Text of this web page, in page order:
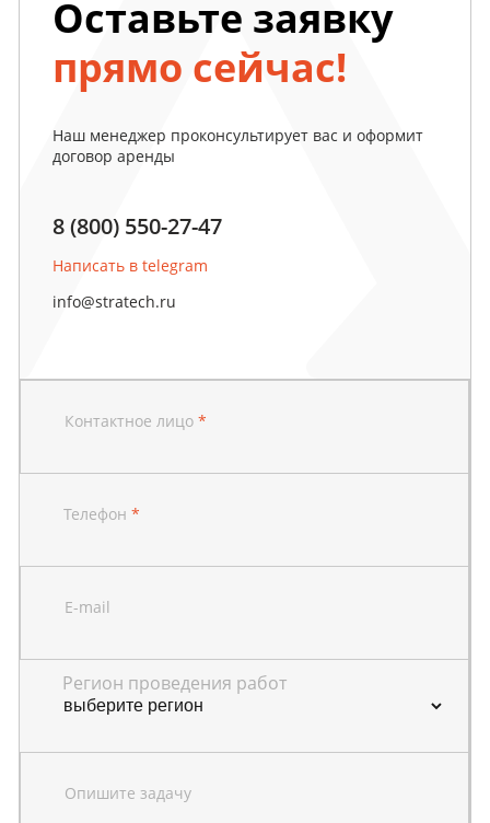
Оставьте заявку
прямо сейчас!
Наш менеджер проконсультирует вас и оформит
договор аренды
8 (800) 550-27-47
Написать в telegram
info@stratech.ru
Контактное лицо*
Телефон*
E-mail
Регион проведения работ
Опишите задачу